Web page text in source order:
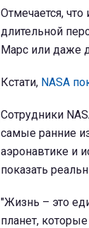
Отмечается,
длительной
Марс или даже
Кстати, NASA
Сотрудники
самые ранние
аэронавтике и
показать
"Жизнь – это
планет,